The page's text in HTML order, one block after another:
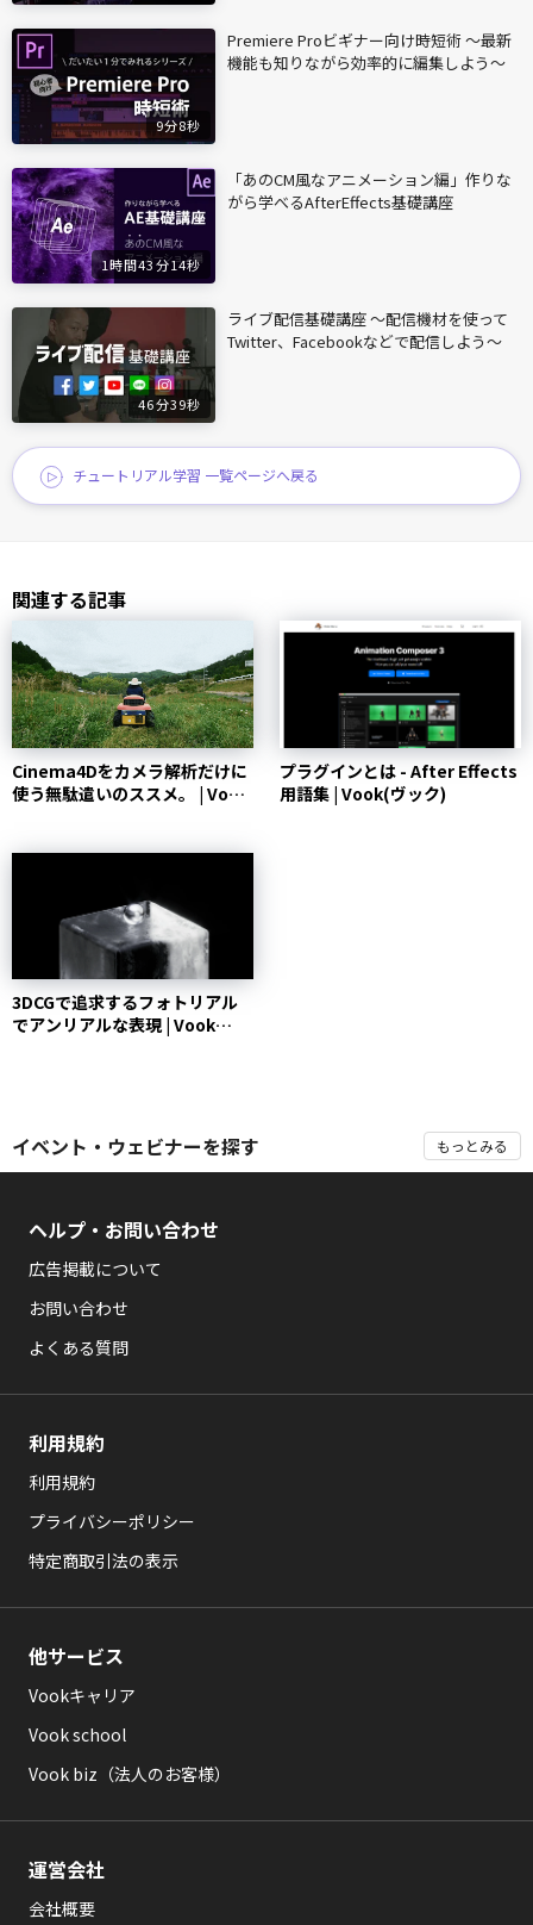
9分8秒
Premiere Proビギナー向け時短術 〜最新
機能も知りながら効率的に編集しよう〜
1時間43分14秒
「あのCM風なアニメーション編」作りな
がら学べるAfterEffects基礎講座
46分39秒
ライブ配信基礎講座 〜配信機材を使って
Twitter、Facebookなどで配信しよう〜
チュートリアル学習 一覧ページへ戻る
関連する記事
Cinema4Dをカメラ解析だけに
使う無駄遣いのススメ。 | Vook
プラグインとは - After Effects
用語集 | Vook(ヴック)
3DCGで追求するフォトリアル
でアンリアルな表現 | Vook
イベント・ウェビナーを探す もっとみる
ヘルプ・お問い合わせ
広告掲載について
お問い合わせ
よくある質問
利用規約
利用規約
プライバシーポリシー
特定商取引法の表示
他サービス
Vookキャリア
Vook school
Vook biz（法人のお客様）
運営会社
会社概要